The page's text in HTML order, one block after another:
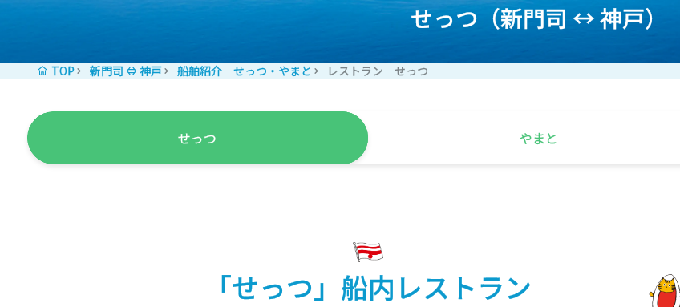
せっつ（新門司 ↔︎ 神戸）
TOP 新門司 ⇔ 神戸 船舶紹介 せっつ・やまと レストラン せっつ
せっつ やまと
「せっつ」船内レストラン